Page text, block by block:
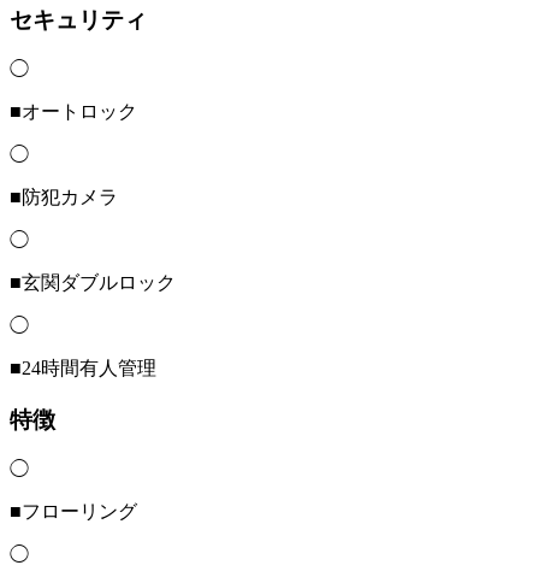
セキュリティ
◯
■オートロック
◯
■防犯カメラ
◯
■玄関ダブルロック
◯
■24時間有人管理
特徴
◯
■フローリング
◯